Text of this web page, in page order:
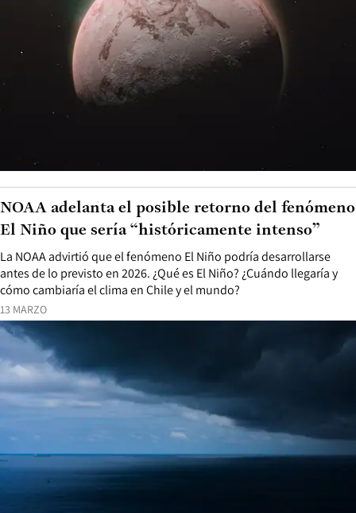
13 MARZO
La NOAA advirtió que el fenómeno El Niño podría desarrollarse
antes de lo previsto en 2026. ¿Qué es El Niño? ¿Cuándo llegaría y
cómo cambiaría el clima en Chile y el mundo?
NOAA adelanta el posible retorno del fenómeno
El Niño que sería “históricamente intenso”